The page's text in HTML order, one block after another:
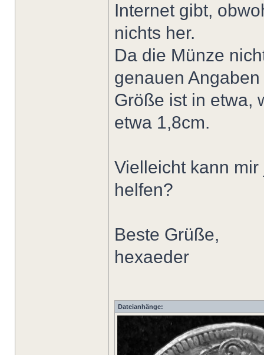
Internet gibt,
nichts her.
Da die Münze
genauen
Größe ist in etwa,
etwa 1,8cm.
Vielleicht kann
helfen?
Beste Grüße,
hexaeder
Dateianhänge: